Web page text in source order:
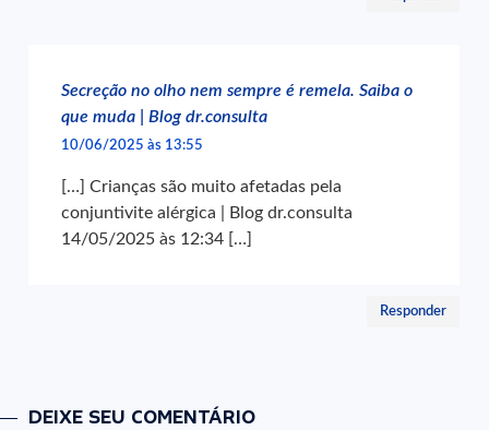
Secreção no olho nem sempre é remela. Saiba o
que muda | Blog dr.consulta
10/06/2025 às 13:55
[…] Crianças são muito afetadas pela
conjuntivite alérgica | Blog dr.consulta
14/05/2025 às 12:34 […]
Responder
DEIXE SEU COMENTÁRIO